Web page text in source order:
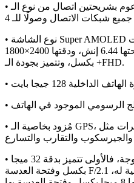
• الهاتف مدعوم بشريحتين اتصال من نوع الـ Nano SIM، كما أنه
• نوع الشاشة Super AMOLED وهذا النوع هو الأفضل في الشاشات
على مستوى العالم، ومساحتها 6.44 إنش، ودقتها 2400×1800
بكسل، وتتميز بجودة الـ +FHD.
• مُزود بخاصية الـ GPS، كما أنه يدعم بعض المستشعرات مثل
• الكاميرا الأمامية للهاتف مزدوجة، فالأولى تتميز بدقة 32 ميجا
بكسل وفتحة العدسة F/2.1 وتُعد هي الكاميرا الأمامية الأساسية له،